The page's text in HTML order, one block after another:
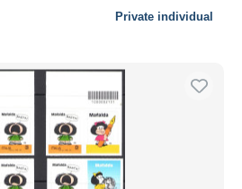
Private individual